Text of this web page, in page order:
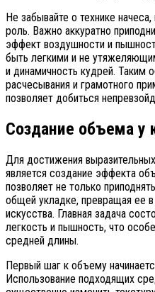
Не забывайте о технике
роль. Важно аккуратно
эффект воздушности и
быть легкими и не
и динамичность кудрей. Таким
расчесывания и грамотного
позволяет добиться
Создание объема у
Для достижения
является создание эффекта
позволяет не только
общей укладке, превращая ее
искусства. Главная задача
легкость и пышность, что
средней длины.
Первый шаг к объему
Использование подходящих